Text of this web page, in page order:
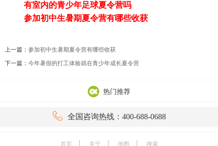
有室内的青少年足球夏令营吗
参加初中生暑期夏令营有哪些收获
上一篇： 参加初中生暑期夏令营有哪些收获
下一篇： 今年暑假的打工体验就在青少年成长夏令营
热门推荐
 全国咨询热线：400-688-0688
首页 关于 地图 搜索